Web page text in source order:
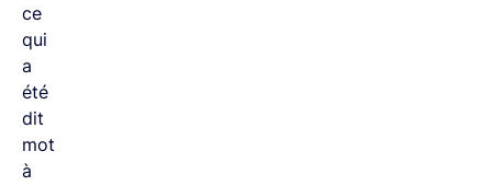
ce
qui
a
été
dit
mot
à